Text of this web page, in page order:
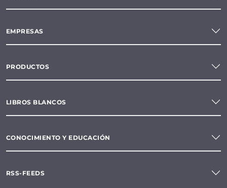
EMPRESAS
PRODUCTOS
LIBROS BLANCOS
CONOCIMIENTO Y EDUCACIÓN
RSS-FEEDS